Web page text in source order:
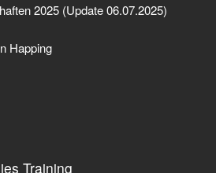
2025 (Update 06.07.2025)
Happing
Training